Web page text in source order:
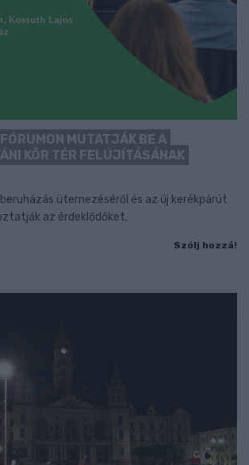
MUTATJÁK BE A
KÖR TÉR FELÚJÍTÁSÁNAK
ütemezéséről és az új kerékpárút
az érdeklődőket.
Szólj hozzá!